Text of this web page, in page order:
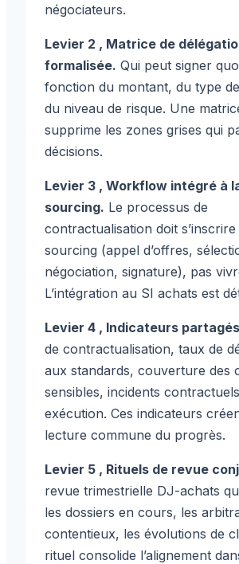
négociateurs.
Levier 2 , Matrice de
formalisée. Qui peut signer
fonction du montant, du type
du niveau de risque. Une
supprime les zones grises qui
décisions.
Levier 3 , Workflow intégré à
sourcing. Le processus de
contractualisation doit
sourcing (appel d’offres,
négociation, signature), pas
L’intégration au SI achats est
Levier 4 , Indicateurs
de contractualisation, taux de
aux standards, couverture des
sensibles, incidents
exécution. Ces indicateurs
lecture commune du progrès.
Levier 5 , Rituels de revue
revue trimestrielle DJ-achats
les dossiers en cours, les
contentieux, les évolutions de
rituel consolide l’alignement